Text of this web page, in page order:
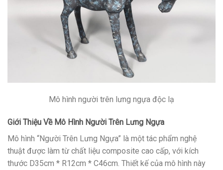
Mô hình người trên lưng ngựa độc lạ
Giới Thiệu Về Mô Hình Người Trên Lưng Ngựa
Mô hình “Người Trên Lưng Ngựa” là một tác phẩm nghệ
thuật được làm từ chất liệu composite cao cấp, với kích
thước D35cm * R12cm * C46cm. Thiết kế của mô hình này